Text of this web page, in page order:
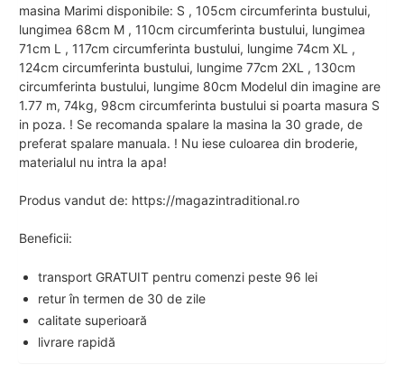
masina Marimi disponibile: S , 105cm circumferinta bustului,
lungimea 68cm M , 110cm circumferinta bustului, lungimea
71cm L , 117cm circumferinta bustului, lungime 74cm XL ,
124cm circumferinta bustului, lungime 77cm 2XL , 130cm
circumferinta bustului, lungime 80cm Modelul din imagine are
1.77 m, 74kg, 98cm circumferinta bustului si poarta masura S
in poza. ! Se recomanda spalare la masina la 30 grade, de
preferat spalare manuala. ! Nu iese culoarea din broderie,
materialul nu intra la apa!
Produs vandut de: https://magazintraditional.ro
Beneficii:
transport GRATUIT pentru comenzi peste 96 lei
retur în termen de 30 de zile
calitate superioară
livrare rapidă